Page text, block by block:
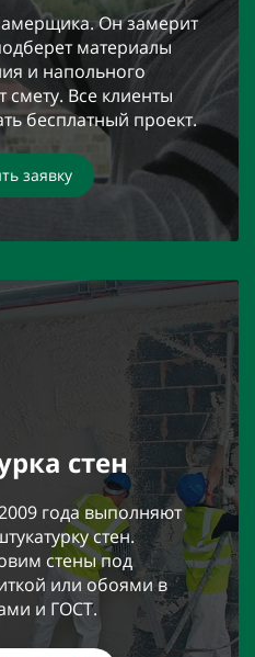
Он замерит
материалы
и напольного
смету. Все клиенты
бесплатный проект.
заявку
стен
года выполняют
стен.
стены под
или обоями в
и ГОСТ.